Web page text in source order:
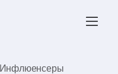
Инфлюенсеры